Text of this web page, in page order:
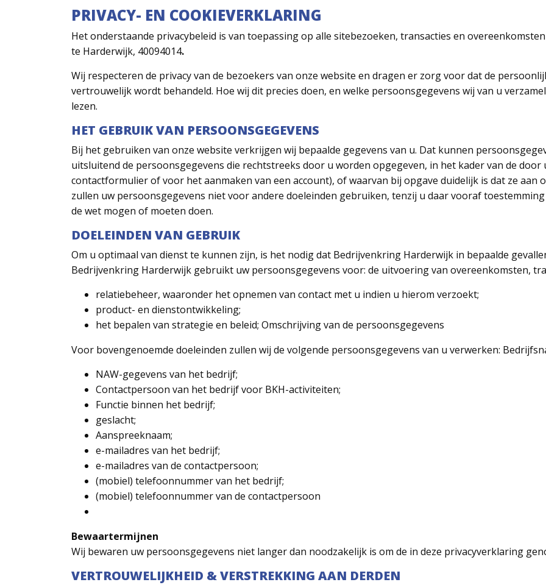
PRIVACY- EN COOKIEVERKLARING
Het onderstaande privacybeleid is van toepassing op alle sitebezoeken, transacties en
te Harderwijk, 40094014.
Wij respecteren de privacy van de bezoekers van onze website en dragen er zorg voor dat de
vertrouwelijk wordt behandeld. Hoe wij dit precies doen, en welke persoonsgegevens wij van u
lezen.
HET GEBRUIK VAN PERSOONSGEGEVENS
Bij het gebruiken van onze website verkrijgen wij bepaalde gegevens van u. Dat kunnen
uitsluitend de persoonsgegevens die rechtstreeks door u worden opgegeven, in het kader van de
contactformulier of voor het aanmaken van een account), of waarvan bij opgave duidelijk is dat ze aan
zullen uw persoonsgegevens niet voor andere doeleinden gebruiken, tenzij u daar vooraf
de wet mogen of moeten doen.
DOELEINDEN VAN GEBRUIK
Om u optimaal van dienst te kunnen zijn, is het nodig dat Bedrijvenkring Harderwijk in bepaalde
Bedrijvenkring Harderwijk gebruikt uw persoonsgegevens voor: de uitvoering van overeenkomsten,
relatiebeheer, waaronder het opnemen van contact met u indien u hierom verzoekt;
product- en dienstontwikkeling;
het bepalen van strategie en beleid; Omschrijving van de persoonsgegevens
Voor bovengenoemde doeleinden zullen wij de volgende persoonsgegevens van u verwerken:
NAW-gegevens van het bedrijf;
Contactpersoon van het bedrijf voor BKH-activiteiten;
Functie binnen het bedrijf;
geslacht;
Aanspreeknaam;
e-mailadres van het bedrijf;
e-mailadres van de contactpersoon;
(mobiel) telefoonnummer van het bedrijf;
(mobiel) telefoonnummer van de contactpersoon
Bewaartermijnen
Wij bewaren uw persoonsgegevens niet langer dan noodzakelijk is om de in deze privacyverklaring
VERTROUWELIJKHEID & VERSTREKKING AAN DERDEN